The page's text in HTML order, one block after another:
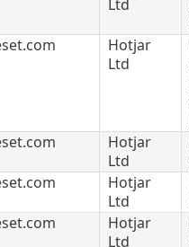
Ltd
Hotjar
Ltd
Hotjar
Ltd
Hotjar
Ltd
Hotjar
Ltd